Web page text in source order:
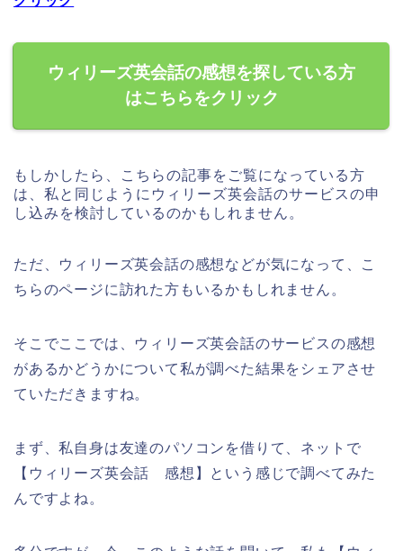
ウィリーズ英会話の感想を探している方
はこちらをクリック
もしかしたら、こちらの記事をご覧になっている方
は、私と同じようにウィリーズ英会話のサービスの申
し込みを検討しているのかもしれません。
ただ、ウィリーズ英会話の感想などが気になって、こ
ちらのページに訪れた方もいるかもしれません。
そこでここでは、ウィリーズ英会話のサービスの感想
があるかどうかについて私が調べた結果をシェアさせ
ていただきますね。
まず、私自身は友達のパソコンを借りて、ネットで
【ウィリーズ英会話 感想】という感じで調べてみた
んですよね。